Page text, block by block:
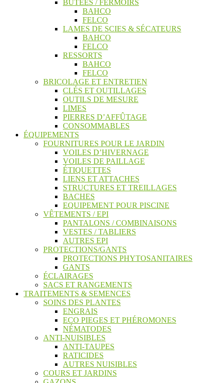
BUTÉES / FERMOIRS
BAHCO
FELCO
LAMES DE SCIES & SÉCATEURS
BAHCO
FELCO
RESSORTS
BAHCO
FELCO
BRICOLAGE ET ENTRETIEN
CLÉS ET OUTILLAGES
OUTILS DE MESURE
LIMES
PIERRES D’AFFÛTAGE
CONSOMMABLES
ÉQUIPEMENTS
FOURNITURES POUR LE JARDIN
VOILES D’HIVERNAGE
VOILES DE PAILLAGE
ÉTIQUETTES
LIENS ET ATTACHES
STRUCTURES ET TREILLAGES
BACHES
EQUIPEMENT POUR PISCINE
VÊTEMENTS / EPI
PANTALONS / COMBINAISONS
VESTES / TABLIERS
AUTRES EPI
PROTECTIONS/GANTS
PROTECTIONS PHYTOSANITAIRES
GANTS
ÉCLAIRAGES
SACS ET RANGEMENTS
TRAITEMENTS & SEMENCES
SOINS DES PLANTES
ENGRAIS
ECO PIEGES ET PHÉROMONES
NÉMATODES
ANTI-NUISIBLES
ANTI-TAUPES
RATICIDES
AUTRES NUISIBLES
COURS ET JARDINS